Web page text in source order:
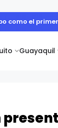
Guayaquil
como el